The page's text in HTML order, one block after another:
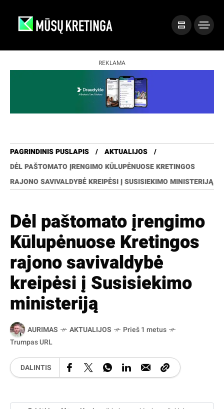
REKLAMA
PAGRINDINIS PUSLAPIS
AKTUALIJOS
DĖL PAŠTOMATO ĮRENGIMO KŪLUPĖNUOSE KRETINGOS
RAJONO SAVIVALDYBĖ KREIPĖSI Į SUSISIEKIMO MINISTERIJĄ
Dėl paštomato įrengimo
Kūlupėnuose Kretingos
rajono savivaldybė
kreipėsi į Susisiekimo
ministeriją
AURIMAS AKTUALIJOS
Prieš 1 metus
Trumpas URL
DALINTIS